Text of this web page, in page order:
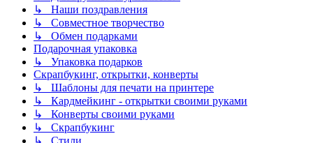
↳ Наши поздравления
↳ Совместное творчество
↳ Обмен подарками
Подарочная упаковка
↳ Упаковка подарков
Скрапбукинг, открытки, конверты
↳ Шаблоны для печати на принтере
↳ Кардмейкинг - открытки своими руками
↳ Конверты своими руками
↳ Скрапбукинг